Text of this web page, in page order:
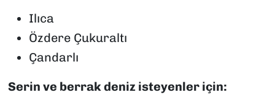
Ilıca
Özdere Çukuraltı
Çandarlı
Serin ve berrak deniz isteyenler için: